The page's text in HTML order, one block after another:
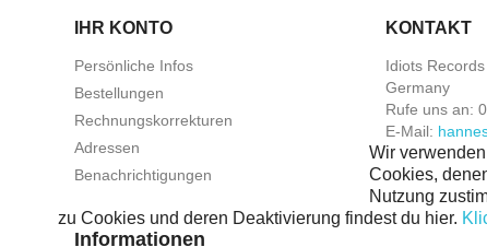
IHR KONTO
Persönliche Infos
Bestellungen
Rechnungskorrekturen
Adressen
Benachrichtigungen
KONTAKT
Idiots Records
Germany
Rufe uns an:
E-Mail:
Wir
Cookies,
Nutzung
zu Cookies und deren Deaktivierung findest du hier.
Informationen